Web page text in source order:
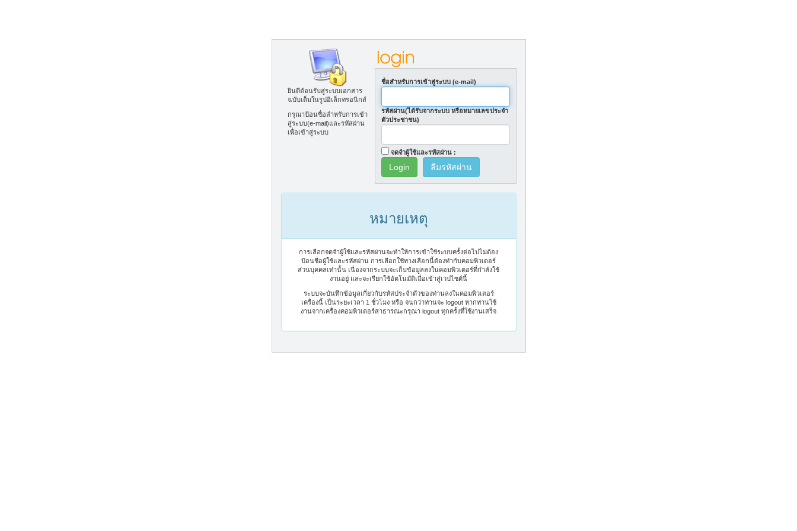
ชื่อสำหรับการเข้าสู่ระบบ (e-mail)
รหัสผ่าน(ได้รับจากระบบ หรือหมายเลขประจำ
ตัวประชาชน)
จดจำผู้ใช้และรหัสผ่าน :
ลืมรหัสผ่าน
ยินดีต้อนรับสู่ระบบเอกสาร
ฉบับเต็มในรูปอิเล็กทรอนิกส์
กรุณาป้อนชื่อสำหรับการเข้า
สู่ระบบ(e-mail)และรหัสผ่าน
เพื่อเข้าสู่ระบบ
หมายเหตุ
การเลือกจดจำผู้ใช้และรหัสผ่านจะทำให้การเข้าใช้ระบบครั้งต่อไปไม่ต้อง
ป้อนชื่อผู้ใช้และรหัสผ่าน การเลือกใช้ทางเลือกนี้ต้องทำกับคอมพิวเตอร์
ส่วนบุคคลเท่านั้น เนื่องจากระบบจะเก็บข้อมูลลงในคอมพิวเตอร์ที่กำลังใช้
งานอยู่ และจะเรียกใช้อัตโนมัติเมื่อเข้าสู่เวปไซต์นี้
ระบบจะบันทึกข้อมูลเกี่ยวกับรหัสประจำตัวของท่านลงในคอมพิวเตอร์
เครื่องนี้ เป็นระยะเวลา 1 ชั่วโมง หรือ จนกว่าท่านจะ logout หากท่านใช้
งานจากเครื่องคอมพิวเตอร์สาธารณะกรุณา logout ทุกครั้งที่ใช้งานเสร็จ